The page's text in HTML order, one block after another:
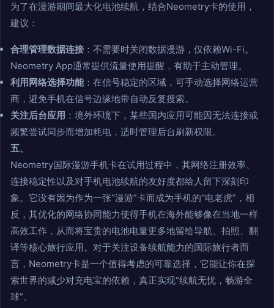
为了在漫游期间最大化电池续航，结合Neometry卡的使用，
建议：
合理管理数据连接 ：不需要时关闭数据漫游，仅依赖Wi-Fi。
Neometry App通常提供流量使用提醒，有助于主动管理。
利用网络选择功能 ：在信号稳定的区域，可手动选择网络运营
商，避免手机在信号边缘地带自动反复搜索。
关注后台应用 ：境外环境下，某些国内应用可能因无法连接或
频繁尝试同步而增加耗电，适时管理后台刷新权限。
五、
Neometry国际漫游手机卡在试用过程中，其网络注册效率、
连接稳定性以及对手机电池续航的友好度都给人留下深刻印
象。它没有因为作为一张“漫游”卡而成为手机的“电老虎”，相
反，其优化的网络协同能力使得手机在海外能够像在当地一样
高效工作，从而将宝贵的电池电量更多地留给导航、拍照、翻
译等核心旅行应用。对于关注设备续航能力的国际旅行者而
言，Neometry卡是一个值得考虑的可靠选择，它能让你在探
索世界的减少对充电宝的依赖，真正实现“续航无忧，畅游全
球”。